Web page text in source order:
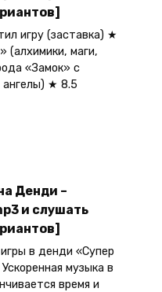
игру (заставка) ★
(алхимики, маги,
«Замок» с
★ 8.5
Денди –
и слушать
в денди «Супер
музыка в
время и